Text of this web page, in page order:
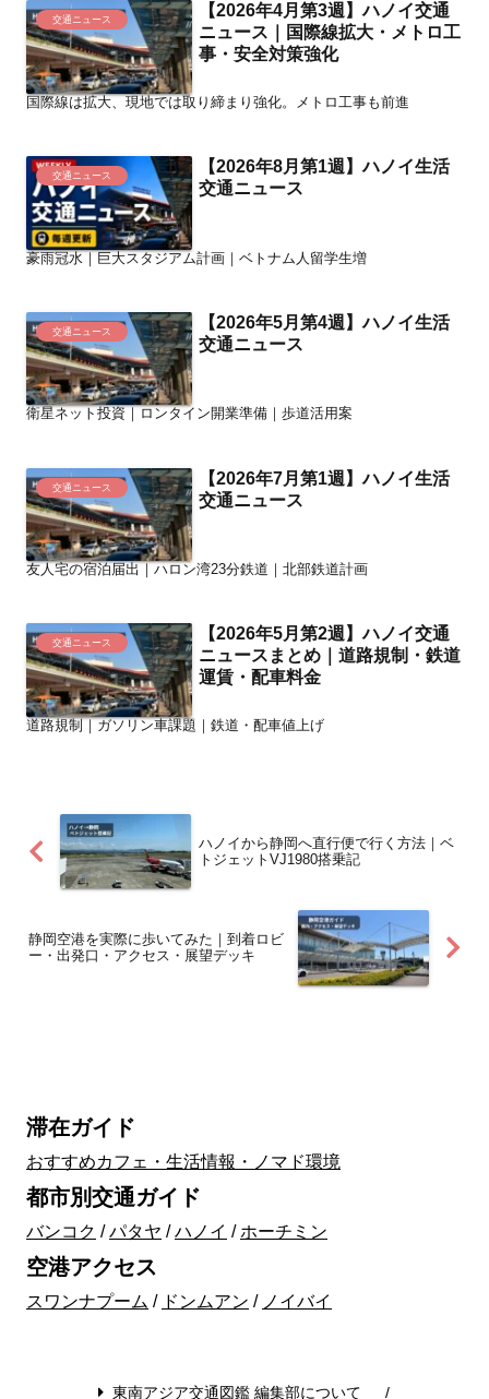
交通ニュース
【2026年4月第3週】ハノイ交通
ニュース｜国際線拡大・メトロ工
事・安全対策強化
国際線は拡大、現地では取り締まり強化。メトロ工事も前進
交通ニュース
【2026年8月第1週】ハノイ生活
交通ニュース
豪雨冠水｜巨大スタジアム計画｜ベトナム人留学生増
交通ニュース
【2026年5月第4週】ハノイ生活
交通ニュース
衛星ネット投資｜ロンタイン開業準備｜歩道活用案
交通ニュース
【2026年7月第1週】ハノイ生活
交通ニュース
友人宅の宿泊届出｜ハロン湾23分鉄道｜北部鉄道計画
交通ニュース
【2026年5月第2週】ハノイ交通
ニュースまとめ｜道路規制・鉄道
運賃・配車料金
道路規制｜ガソリン車課題｜鉄道・配車値上げ
ハノイから静岡へ直行便で行く方法｜ベ
トジェットVJ1980搭乗記
静岡空港を実際に歩いてみた｜到着ロビ
ー・出発口・アクセス・展望デッキ
滞在ガイド
おすすめカフェ・生活情報・ノマド環境
都市別交通ガイド
バンコク /パタヤ /ハノイ / ホーチミン
空港アクセス
スワンナプーム / ドンムアン / ノイバイ
東南アジア交通図鑑 編集部について